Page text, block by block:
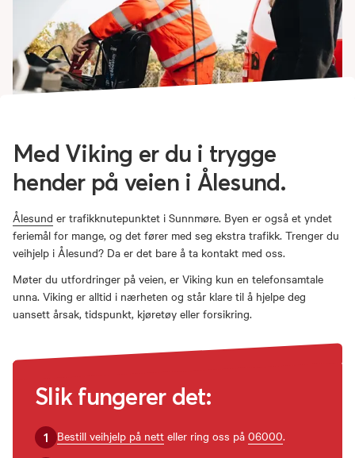
Med Viking er du i trygge
hender på veien i Ålesund.
Ålesund er trafikknutepunktet i Sunnmøre. Byen er også et yndet
feriemål for mange, og det fører med seg ekstra trafikk. Trenger du
veihjelp i Ålesund? Da er det bare å ta kontakt med oss.
Møter du utfordringer på veien, er Viking kun en telefonsamtale
unna. Viking er alltid i nærheten og står klare til å hjelpe deg
uansett årsak, tidspunkt, kjøretøy eller forsikring.
Slik fungerer det:
1 Bestill veihjelp på nett eller ring oss på 06000.